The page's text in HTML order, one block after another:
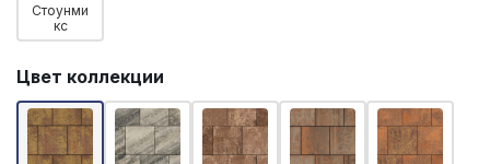
Стоунми
кс
Цвет коллекции